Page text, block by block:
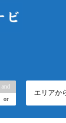
and
or
エリアか